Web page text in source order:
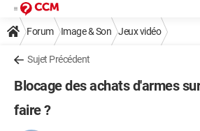
Forum Image & Son Jeux vidéo
Sujet Précédent
Blocage des achats d'armes
faire ?